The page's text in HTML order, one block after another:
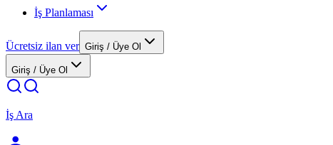
İş Planlaması
Ücretsiz ilan ver Giriş / Üye Ol
Giriş / Üye Ol
İş Ara